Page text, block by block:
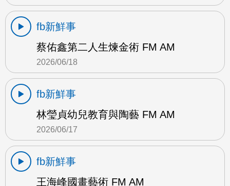
fb新鮮事
蔡佑鑫第二人生煉金術 FM AM
2026/06/18
fb新鮮事
林瑩貞幼兒教育與陶藝 FM AM
2026/06/17
fb新鮮事
王海峰國畫藝術 FM AM